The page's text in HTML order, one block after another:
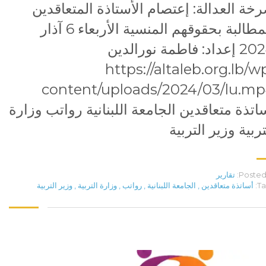
العدالة: إعتصام الأستاذة المتعاقدين
للمطالبة بحقوقهم المنسية الأربعاء 6 آذار
2024 إعداد: فاطمة نورالدين
https://altaleb.org.lb/
content/uploads/2024/03/
متعاقدين الجامعة اللبنانية رواتب وزارة
وزير التربية
Posted تقارير
أساتذة متعاقدين , الجامعة اللبنانية , رواتب, وزارة التربية , وزير التربية